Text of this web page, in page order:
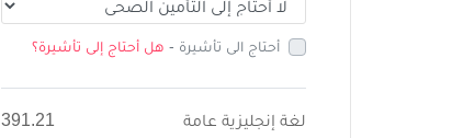
أحتاج الى تأشيرة - هل أحتاج إلى تأشيرة؟
لغة إنجليزية عامة
391.21